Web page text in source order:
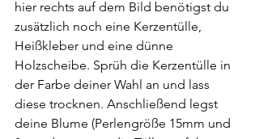
hier rechts auf dem Bild benötigst du
zusätzlich noch eine Kerzentülle,
Heißkleber und eine dünne
Holzscheibe. Sprüh die Kerzentülle in
der Farbe deiner Wahl an und lass
diese trocknen. Anschließend legst
deine Blume (Perlengröße 15mm und